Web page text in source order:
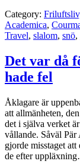
Category:
Academica,
Travel, slalom, snö,
Det var då
hade fel
Åklagare är
att allmänheten,
det i själva verket
vållande. Såväl
gjorde misstaget
de efter